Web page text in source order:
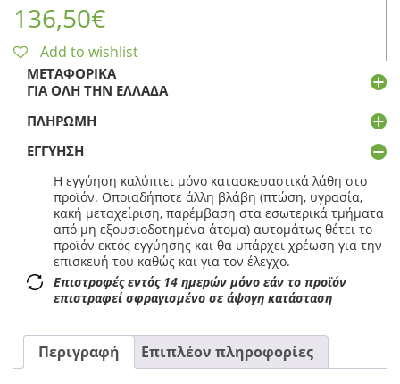
136,50€
Add to wishlist
ΜΕΤΑΦΟΡΙΚΆ
ΓΙΑ ΌΛΗ ΤΗΝ ΕΛΛΆΔΑ
ΠΛΗΡΩΜΉ
ΕΓΓΎΗΣΗ
Η εγγύηση καλύπτει μόνο κατασκευαστικά λάθη στο
προϊόν. Οποιαδήποτε άλλη βλάβη (πτώση, υγρασία,
κακή μεταχείριση, παρέμβαση στα εσωτερικά τμήματα
από μη εξουσιοδοτημένα άτομα) αυτομάτως θέτει το
προϊόν εκτός εγγύησης και θα υπάρχει χρέωση για την
επισκευή του καθώς και για τον έλεγχο.
Επιστροφές εντός 14 ημερών μόνο εάν το προϊόν
επιστραφεί σφραγισμένο σε άψογη κατάσταση
Περιγραφή Επιπλέον πληροφορίες